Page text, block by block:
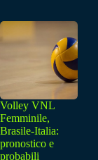
Volley VNL
Femminile,
Brasile-Italia:
pronostico e
probabili